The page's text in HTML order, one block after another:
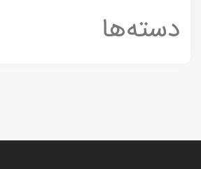
دسته‌ها